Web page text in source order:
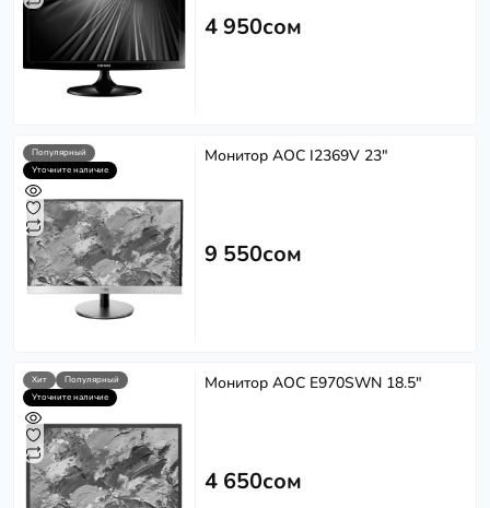
4 950сом
Популярный
Уточните наличие
Монитор AOC I2369V 23"
9 550сом
Хит
Популярный
Уточните наличие
Монитор AOC E970SWN 18.5"
4 650сом